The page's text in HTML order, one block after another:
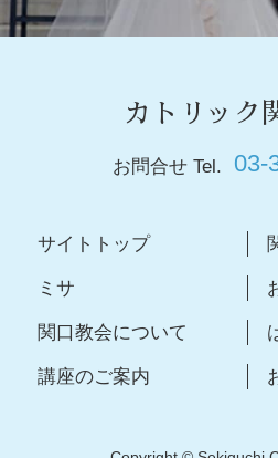
カトリック
お問合せ Tel. 03-
サイトトップ
ミサ
関口教会について
講座のご案内